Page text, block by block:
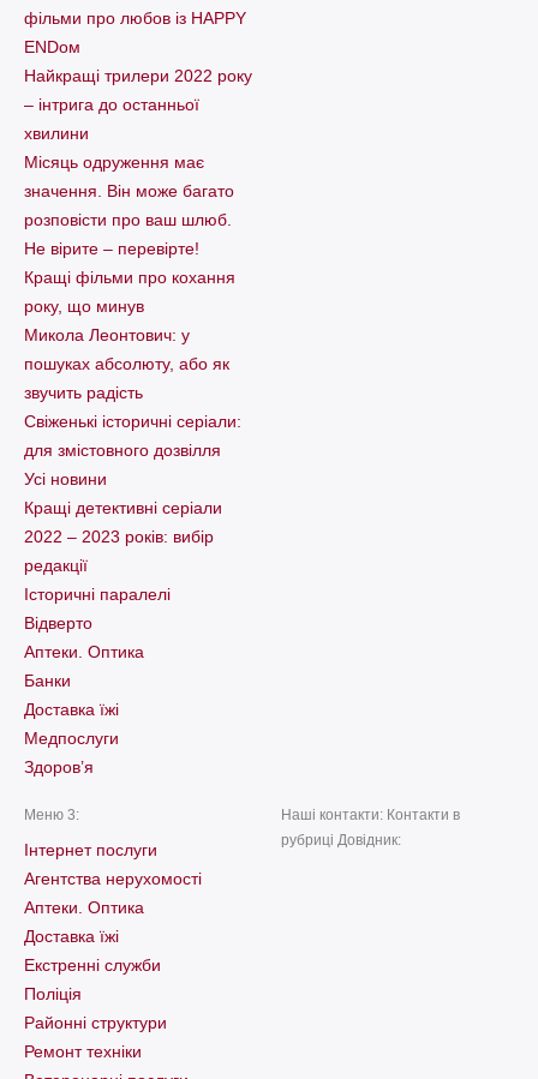
фільми про любов із HAPPY
ENDом
Найкращі трилери 2022 року
– інтрига до останньої
хвилини
Місяць одруження має
значення. Він може багато
розповісти про ваш шлюб.
Не вірите – перевірте!
Кращі фільми про кохання
року, що минув
Микола Леонтович: у
пошуках абсолюту, або як
звучить радість
Свіженькі історичні серіали:
для змістовного дозвілля
Усі новини
Кращі детективні серіали
2022 – 2023 років: вибір
редакції
Історичні паралелі
Відверто
Аптеки. Оптика
Банки
Доставка їжі
Медпослуги
Здоров’я
Меню 3:
Інтернет послуги
Агентства нерухомості
Аптеки. Оптика
Доставка їжі
Екстренні служби
Поліція
Районні структури
Ремонт техніки
Наші контакти: Контакти в
рубриці Довідник: